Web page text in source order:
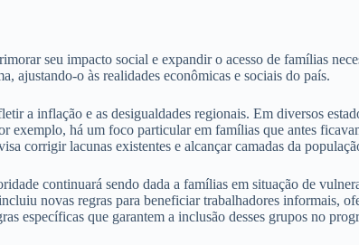
seu impacto social e expandir o acesso de famílias
ajustando-o às realidades econômicas e sociais do país.
a inflação e as desigualdades regionais. Em diversos
há um foco particular em famílias que antes
corrigir lacunas existentes e alcançar camadas da
continuará sendo dada a famílias em situação de
novas regras para beneficiar trabalhadores informais,
específicas que garantem a inclusão desses grupos no